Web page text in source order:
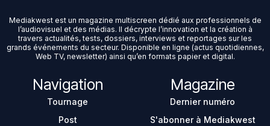
Mediakwest est un magazine multiscreen dédié aux professionnels de
l’audiovisuel et des médias. Il décrypte l’innovation et la création à
travers actualités, tests, dossiers, interviews et reportages sur les
grands événements du secteur. Disponible en ligne (actus quotidiennes,
Web TV, newsletter) ainsi qu’en formats papier et digital.
Navigation
Tournage
Post
Magazine
Dernier numéro
S'abonner à Mediakwest